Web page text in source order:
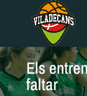
Els
faltar